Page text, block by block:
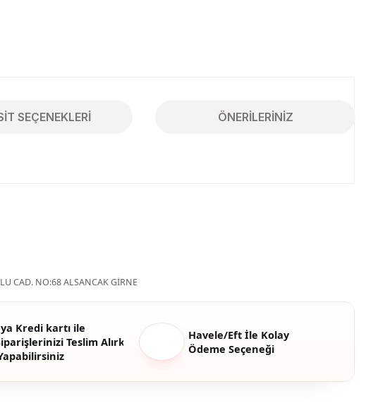
SEÇENEKLERI ÖNERILERINIZ
CAD. NO:68 ALSANCAK GİRNE
Kredi kartı ile
Teslim Alırken
Havele/Eft İle Kolay
Ödeme Seçeneği